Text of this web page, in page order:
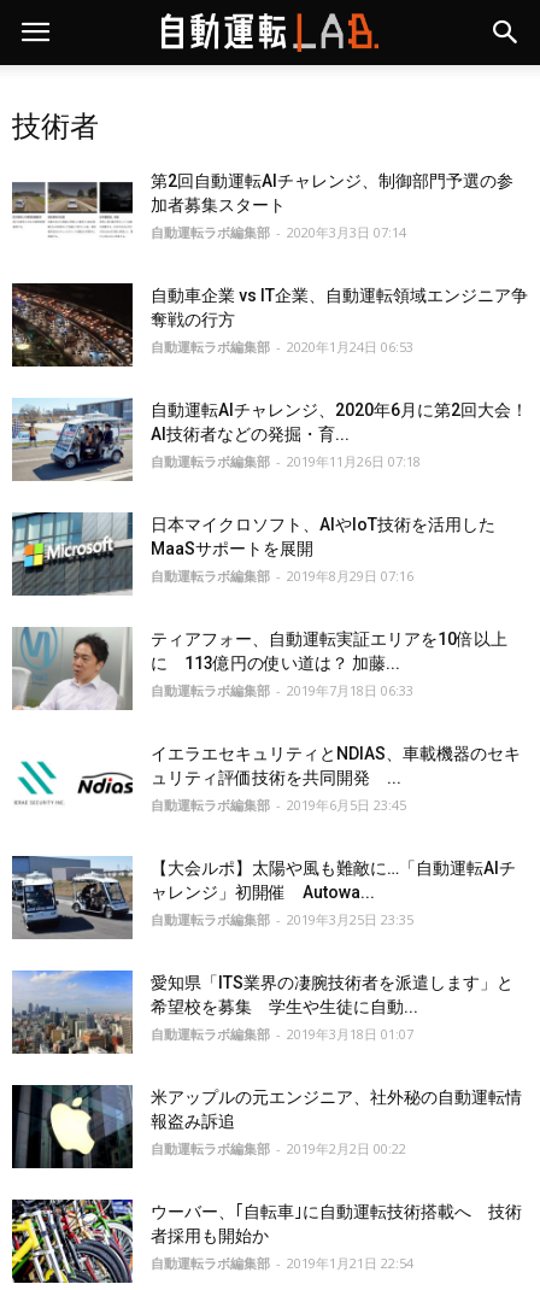
技術者
第2回自動運転AIチャレンジ、制御部門予選の参
加者募集スタート
自動運転ラボ編集部 - 2020年3月3日 07:14
自動車企業 vs IT企業、自動運転領域エンジニア争
奪戦の行方
自動運転ラボ編集部 - 2020年1月24日 06:53
自動運転AIチャレンジ、2020年6月に第2回大会！
AI技術者などの発掘・育...
自動運転ラボ編集部 - 2019年11月26日 07:18
日本マイクロソフト、AIやIoT技術を活用した
MaaSサポートを展開
自動運転ラボ編集部 - 2019年8月29日 07:16
ティアフォー、自動運転実証エリアを10倍以上
に 113億円の使い道は？ 加藤...
自動運転ラボ編集部 - 2019年7月18日 06:33
イエラエセキュリティとNDIAS、車載機器のセキ
ュリティ評価技術を共同開発 ...
自動運転ラボ編集部 - 2019年6月5日 23:45
【大会ルポ】太陽や風も難敵に…「自動運転AIチ
ャレンジ」初開催 Autowa...
自動運転ラボ編集部 - 2019年3月25日 23:35
愛知県「ITS業界の凄腕技術者を派遣します」と
希望校を募集 学生や生徒に自動...
自動運転ラボ編集部 - 2019年3月18日 01:07
米アップルの元エンジニア、社外秘の自動運転情
報盗み訴追
自動運転ラボ編集部 - 2019年2月2日 00:22
ウーバー、｢自転車｣に自動運転技術搭載へ 技術
者採用も開始か
自動運転ラボ編集部 - 2019年1月21日 22:54